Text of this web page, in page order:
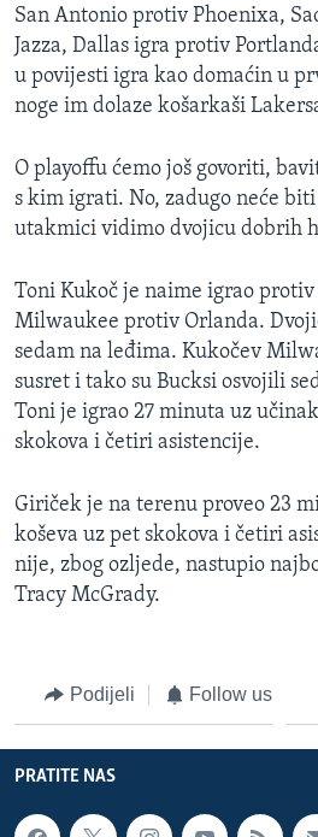
Jezici
San Antonio protiv Phoenixa,
Jazza, Dallas igra protiv
u povijesti igra kao domaćin u
noge im dolaze košarkaši
O playoffu ćemo još govoriti,
s kim igrati. No, zadugo neće
utakmici vidimo dvojicu dobrih
Toni Kukoč je naime igrao
Milwaukee protiv Orlanda.
sedam na leđima. Kukočev
susret i tako su Bucksi osvojili
Toni je igrao 27 minuta uz
skokova i četiri asistencije.
Giriček je na terenu proveo 23
koševa uz pet skokova i četiri
nije, zbog ozljede, nastupio
Tracy McGrady.
Podijeli Follow us
PRATITE NAS